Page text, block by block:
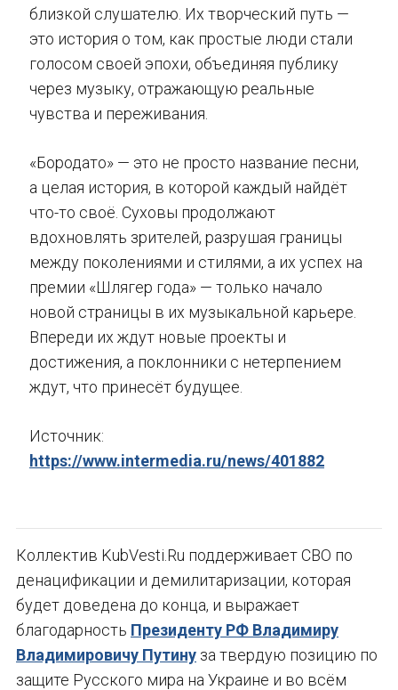
близкой слушателю. Их творческий путь —
это история о том, как простые люди стали
голосом своей эпохи, объединяя публику
через музыку, отражающую реальные
чувства и переживания.
«Бородато» — это не просто название песни,
а целая история, в которой каждый найдёт
что-то своё. Суховы продолжают
вдохновлять зрителей, разрушая границы
между поколениями и стилями, а их успех на
премии «Шлягер года» — только начало
новой страницы в их музыкальной карьере.
Впереди их ждут новые проекты и
достижения, а поклонники с нетерпением
ждут, что принесёт будущее.
Источник:
https://www.intermedia.ru/news/401882
Коллектив KubVesti.Ru поддерживает СВО по
денацификации и демилитаризации, которая
будет доведена до конца, и выражает
благодарность Президенту РФ Владимиру
Владимировичу Путину за твердую позицию по
защите Русского мира на Украине и во всём